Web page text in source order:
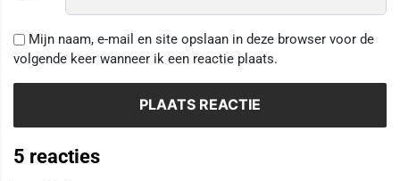
Mijn naam, e-mail en site opslaan in deze browser voor de
volgende keer wanneer ik een reactie plaats.
5 reacties